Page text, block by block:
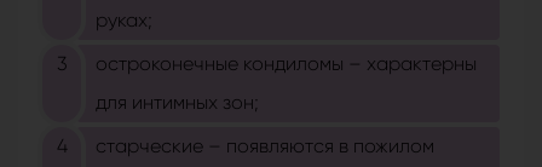
руках;
остроконечные кондиломы – характерны
для интимных зон;
старческие – появляются в пожилом